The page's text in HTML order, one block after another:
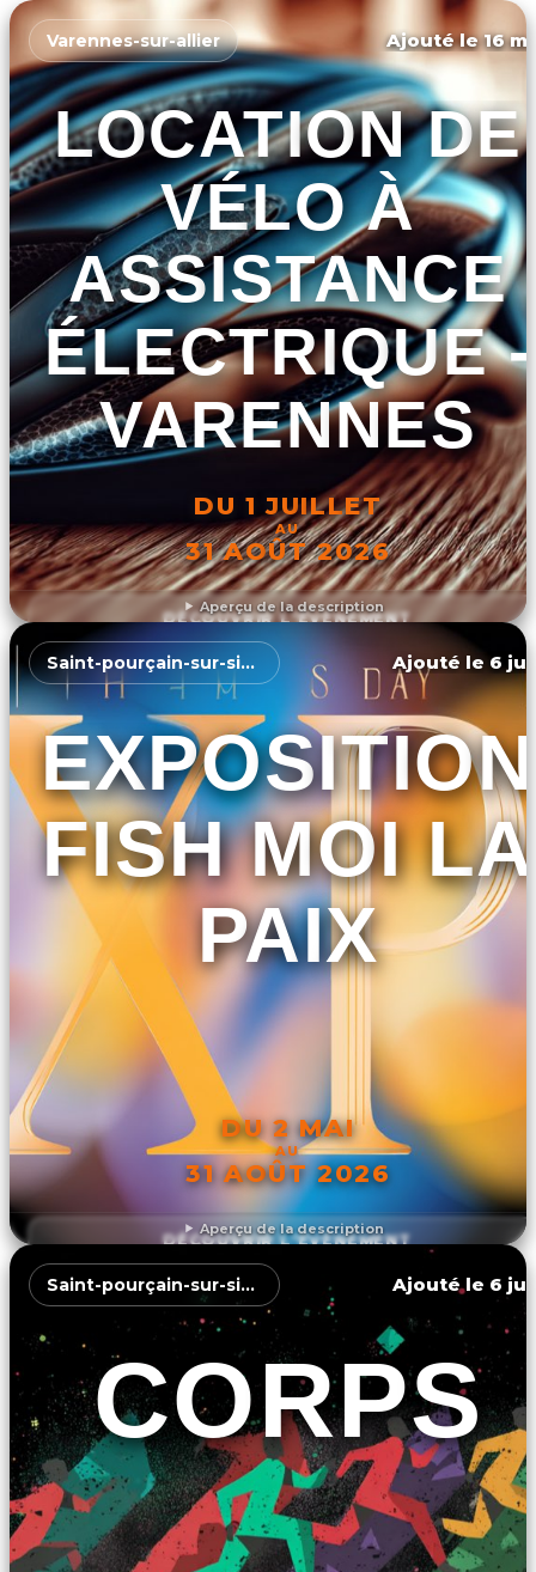
Aperçu de la description
Varennes-sur-allier Ajouté le 16
LOCATION DE
VÉLO À
ASSISTANCE
ÉLECTRIQUE -
VARENNES
DU 1 JUILLET
AU
31 AOÛT 2026
DÉCOUVRIR L'ÉVÉNEMENT
Aperçu de la description
Saint-pourçain-sur-sioule Ajouté le 6
EXPOSITION
FISH MOI LA
PAIX
DU 2 MAI
AU
31 AOÛT 2026
DÉCOUVRIR L'ÉVÉNEMENT
Saint-pourçain-sur-sioule Ajouté le 6
CORPS